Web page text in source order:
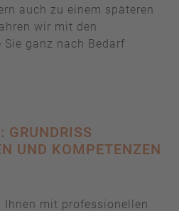
auch zu einem späteren
wir mit den
Sie ganz nach Bedarf
GRUNDRISS
UND KOMPETENZEN
Ihnen mit professionellen